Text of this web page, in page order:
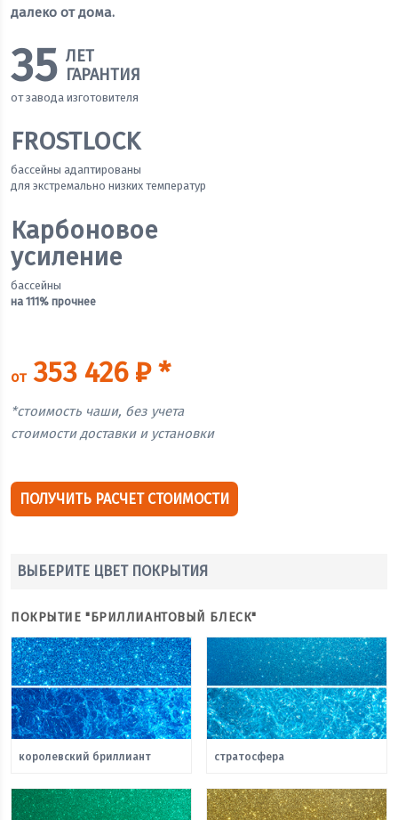
далеко от дома.
35 ЛЕТ
ГАРАНТИЯ
от завода изготовителя
FROSTLOCK
бассейны адаптированы
для экстремально низких температур
Карбоновое
усиление
бассейны
на 111% прочнее
от353 426 ₽ *
*стоимость чаши, без учета
стоимости доставки и установки
ПОЛУЧИТЬ РАСЧЕТ СТОИМОСТИ
ВЫБЕРИТЕ ЦВЕТ ПОКРЫТИЯ
ПОКРЫТИЕ "БРИЛЛИАНТОВЫЙ БЛЕСК"
королевский бриллиант стратосфера